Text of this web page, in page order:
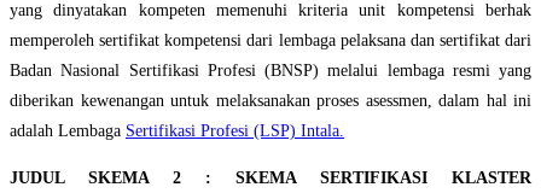
yang dinyatakan kompeten memenuhi kriteria unit kompetensi berhak
memperoleh sertifikat kompetensi dari lembaga pelaksana dan sertifikat dari
Badan Nasional Sertifikasi Profesi (BNSP) melalui lembaga resmi yang
diberikan kewenangan untuk melaksanakan proses asessmen, dalam hal ini
adalah Lembaga Sertifikasi Profesi (LSP) Intala.
JUDUL SKEMA 2 : SKEMA SERTIFIKASI KLASTER